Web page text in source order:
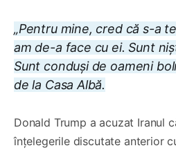
„Pentru mine, cred că s-a
am de-a face cu ei. Sunt
Sunt conduși de oameni
de la Casa Albă.
Donald Trump a acuzat Iranul
înțelegerile discutate anterior